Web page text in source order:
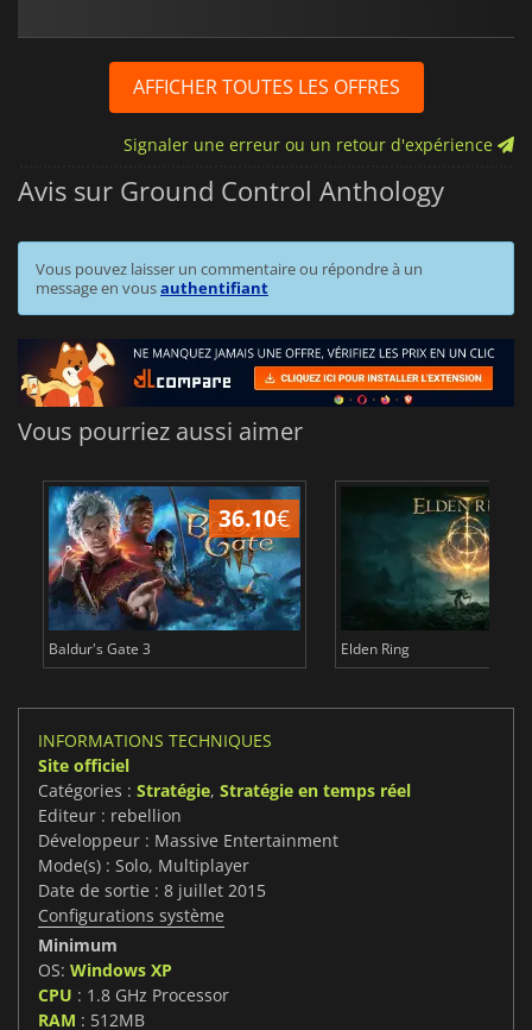
AFFICHER TOUTES LES OFFRES
Signaler une erreur ou un retour d'expérience
Avis sur Ground Control Anthology
Vous pouvez laisser un commentaire ou répondre à un
message en vousauthentifiant
Vous pourriez aussi aimer
36.10€
Baldur's Gate 3 Elden Ring
INFORMATIONS TECHNIQUES
Site officiel
Catégories : Stratégie, Stratégie en temps réel
Editeur : rebellion
Développeur : Massive Entertainment
Mode(s) : Solo, Multiplayer
Date de sortie : 8 juillet 2015
Configurations système
Minimum
OS: Windows XP
CPU : 1.8 GHz Processor
RAM : 512MB